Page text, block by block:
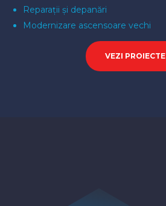
Reparații și depanări
Modernizare ascensoare vechi
VEZI PROIECTE